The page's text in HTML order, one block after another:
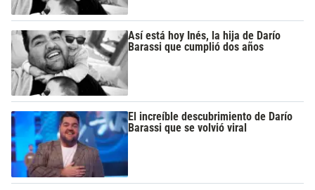
Así está hoy Inés, la hija de Darío
Barassi que cumplió dos años
El increíble descubrimiento de Darío
Barassi que se volvió viral